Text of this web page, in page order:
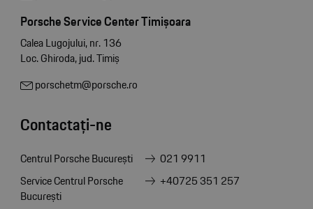
Porsche Service Center Timișoara
Calea Lugojului, nr. 136
Loc. Ghiroda, jud. Timiș
porschetm@porsche.ro
Contactați-ne
Centrul Porsche București
021 9911
Service Centrul Porsche
București
+40725 351 257